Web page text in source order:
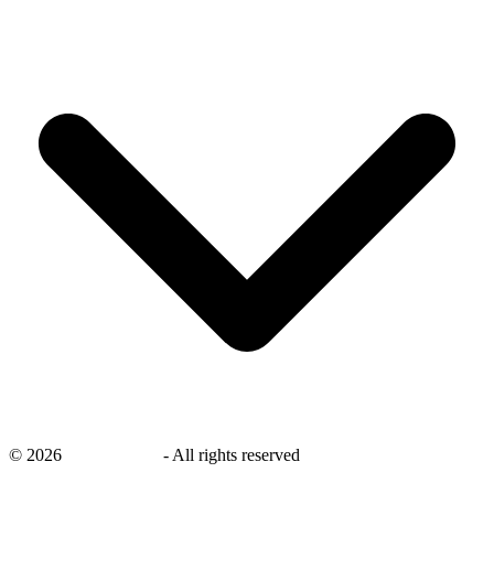
© 2026 - All rights reserved